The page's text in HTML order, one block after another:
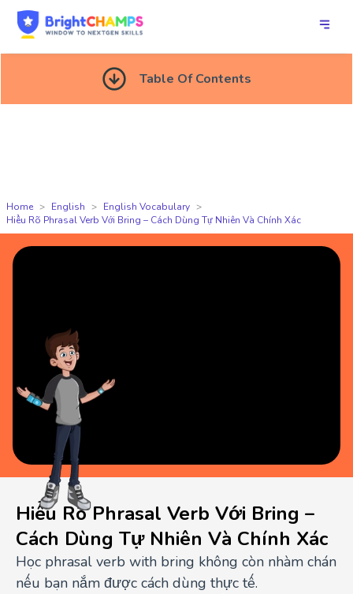
Table Of Contents
Home English
English Vocabulary
Hiểu Rõ Phrasal Verb Với Bring – Cách Dùng Tự Nhiên Và Chính Xác
Hiểu Rõ Phrasal Verb Với Bring –
Cách Dùng Tự Nhiên Và Chính Xác
Học phrasal verb with bring không còn nhàm chán
nếu bạn nắm được cách dùng thực tế.